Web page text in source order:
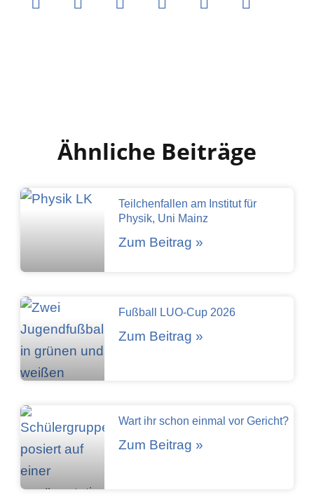
Ähnliche Beiträge
Teilchenfallen am Institut für
Physik, Uni Mainz
Zum Beitrag »
Fußball LUO-Cup 2026
Zum Beitrag »
Wart ihr schon einmal vor Gericht?
Zum Beitrag »